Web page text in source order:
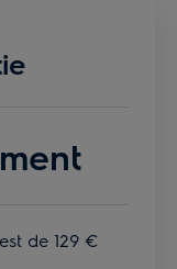
de 129 €